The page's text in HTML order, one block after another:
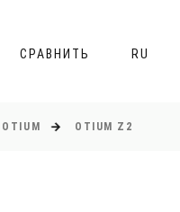
СРАВНИТЬ RU
OTIUM OTIUM Z2